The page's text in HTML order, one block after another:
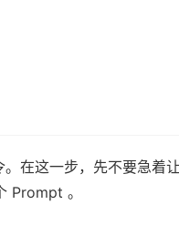
在这一步，先不要急着
Prompt 。